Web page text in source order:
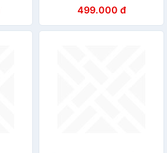
499.000 đ